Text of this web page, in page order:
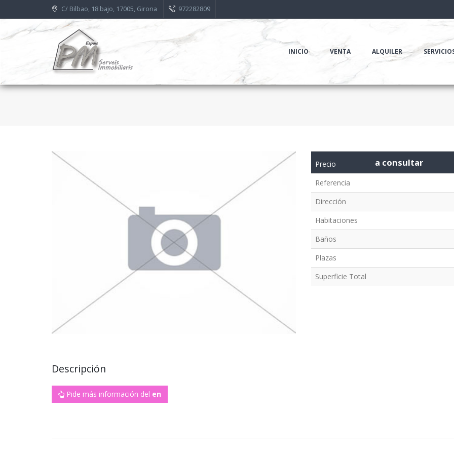
C/ Bilbao, 18 bajo, 17005, Girona 972282809
INICIO VENTA ALQUILER
Precio a consultar
Referencia
Dirección
Habitaciones
Baños
Plazas
Superficie Total
Descripción
Pide más información del en